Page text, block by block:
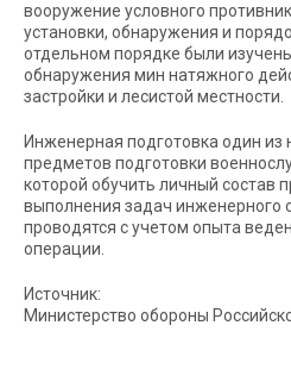
вооружение условного
установки, обнаружения и
отдельном порядке были
обнаружения мин натяжного
застройки и лесистой местности.
Инженерная подготовка один
предметов подготовки
которой обучить личный состав
выполнения задач инженерного
проводятся с учетом опыта
операции.
Источник:
Министерство обороны